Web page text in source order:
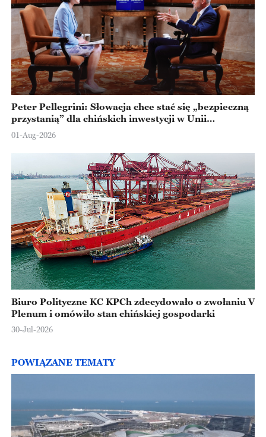
Peter Pellegrini: Słowacja chce stać się „bezpieczną
przystanią” dla chińskich inwestycji w Unii
Europejskiej
01-Aug-2026
Biuro Polityczne KC KPCh zdecydowało o zwołaniu V
Plenum i omówiło stan chińskiej gospodarki
30-Jul-2026
POWIĄZANE TEMATY